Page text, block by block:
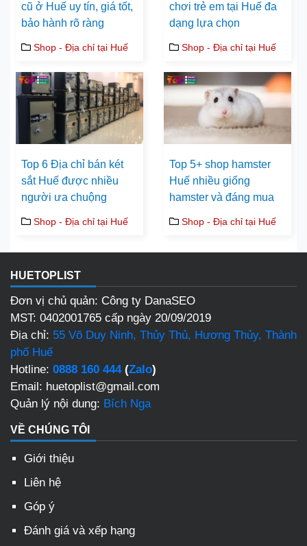
cũ ở Huế uy tín, giá tốt,
bảo hành rõ ràng
Shop - Địa chỉ tại Huế
chơi trẻ em tại Huế đa
dạng lựa chọn
Shop - Địa chỉ tại Huế
Top 6 Địa chỉ bán két
sắt Huế được nhiều
người ưa chuộng
Shop - Địa chỉ tại Huế
Top 5+ shop hamster
Huế nhiều giống
hamster và đáng mua
Shop - Địa chỉ tại Huế
HUETOPLIST
Đơn vị chủ quản: Công ty DanaSEO
MST: 0402001765 cấp ngày 20/09/2019
Địa chỉ: 55 Võ Duy Ninh, Thủy Thủ, Hương Thủy, Thành
phố Huế
Hotline: 0888 160 444(Zalo)
Email: huetoplist@gmail.com
Quản lý nội dung: Bích Nga
VỀ CHÚNG TÔI
Giới thiệu
Liên hệ
Góp ý
Đánh giá và xếp hạng